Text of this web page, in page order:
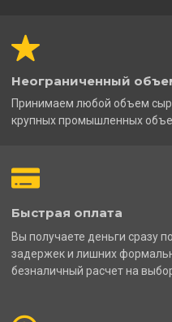
Неограниченный
Принимаем любой объем
крупных промышленных
Быстрая оплата
Вы получаете деньги сразу
задержек и лишних
безналичный расчет на